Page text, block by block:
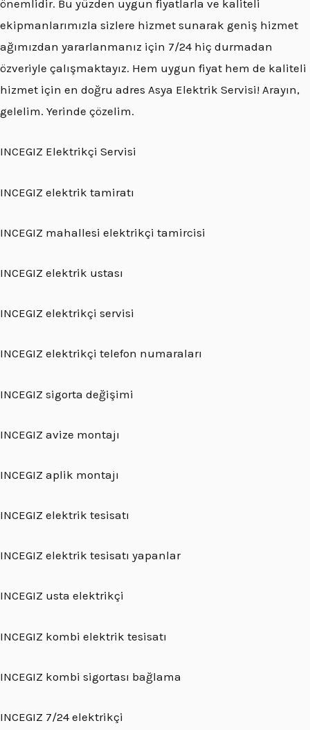
önemlidir. Bu yüzden uygun fiyatlarla ve kaliteli
ekipmanlarımızla sizlere hizmet sunarak geniş hizmet
ağımızdan yararlanmanız için 7/24 hiç durmadan
özveriyle çalışmaktayız. Hem uygun fiyat hem de kaliteli
hizmet için en doğru adres Asya Elektrik Servisi! Arayın,
gelelim. Yerinde çözelim.
INCEGIZ Elektrikçi Servisi
INCEGIZ elektrik tamiratı
INCEGIZ mahallesi elektrikçi tamircisi
INCEGIZ elektrik ustası
INCEGIZ elektrikçi servisi
INCEGIZ elektrikçi telefon numaraları
INCEGIZ sigorta değişimi
INCEGIZ avize montajı
INCEGIZ aplik montajı
INCEGIZ elektrik tesisatı
INCEGIZ elektrik tesisatı yapanlar
INCEGIZ usta elektrikçi
INCEGIZ kombi elektrik tesisatı
INCEGIZ kombi sigortası bağlama
INCEGIZ 7/24 elektrikçi